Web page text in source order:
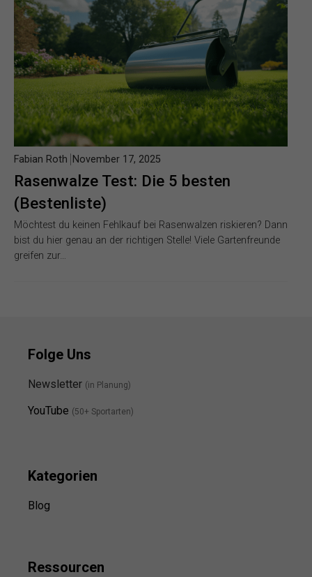
Rasenwalze Test: Die 5 besten
(Bestenliste)
Fabian Roth November 17, 2025
Möchtest du keinen Fehlkauf bei Rasenwalzen riskieren? Dann
bist du hier genau an der richtigen Stelle! Viele Gartenfreunde
greifen zur…
Folge Uns
Newsletter (in Planung)
YouTube (50+ Sportarten)
Kategorien
Blog
Ressourcen